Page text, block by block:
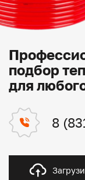
подбор
для
8